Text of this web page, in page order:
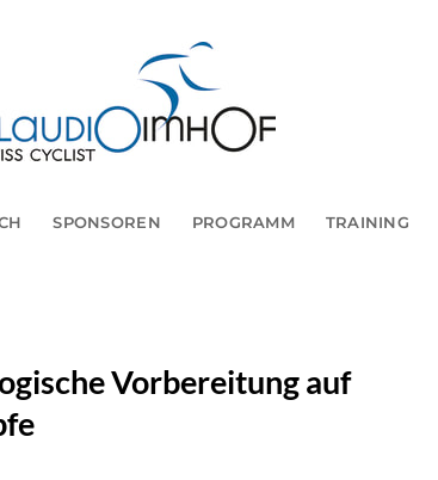
SPONSOREN PROGRAMM TRAINING
Vorbereitung auf